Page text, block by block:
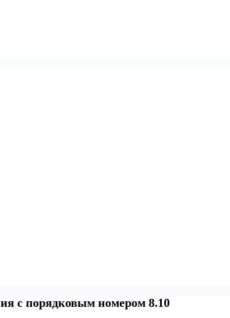
с порядковым номером 8.10